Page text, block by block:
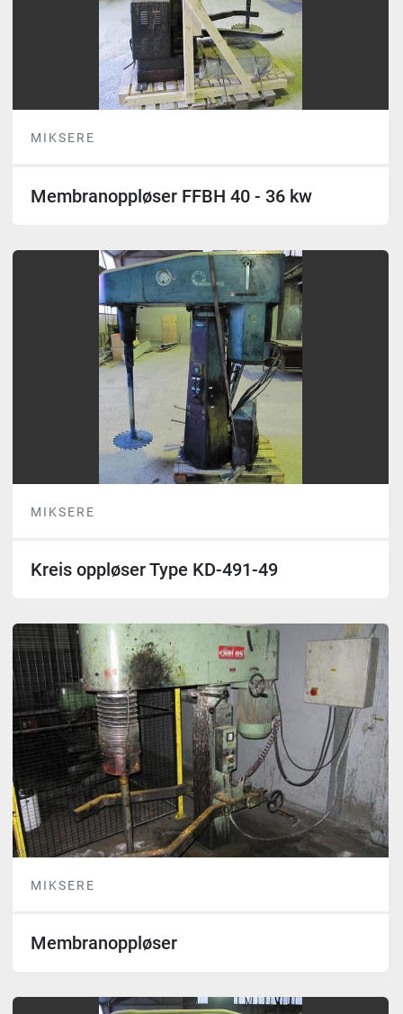
MIKSERE
Membranoppløser FFBH 40 - 36 kw
MIKSERE
Kreis oppløser Type KD-491-49
MIKSERE
Membranoppløser